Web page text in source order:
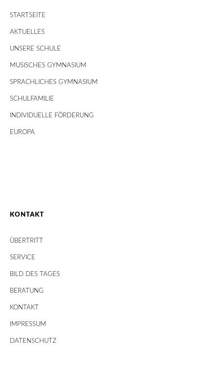
STARTSEITE
AKTUELLES
UNSERE SCHULE
MUSISCHES GYMNASIUM
SPRACHLICHES GYMNASIUM
SCHULFAMILIE
INDIVIDUELLE FÖRDERUNG
EUROPA
KONTAKT
ÜBERTRITT
SERVICE
BILD DES TAGES
BERATUNG
KONTAKT
IMPRESSUM
DATENSCHUTZ